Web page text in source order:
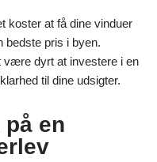
koster at få dine vinduer
bedste pris i byen.
være dyrt at investere i en
til dine udsigter.
en